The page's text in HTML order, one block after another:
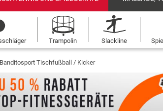
Trampolin Slackline
Banditosport Tischfußball / Kicker